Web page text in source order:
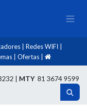
Redes WIFI
Ofertas
| MTY81 3674 9599